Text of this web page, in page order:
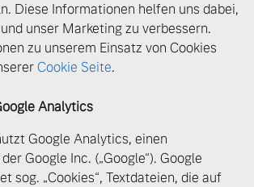
Diese Informationen helfen uns dabei,
unser Marketing zu verbessern.
zu unserem Einsatz von Cookies
Cookie Seite.
Analytics
Google Analytics, einen
Google Inc. („Google“). Google
sog. „Cookies“, Textdateien, die auf